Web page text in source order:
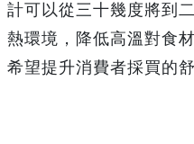
計可以從三十幾度將到
熱環境，降低高溫對食
希望提升消費者採買的舒